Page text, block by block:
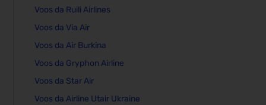
Voos da Ruili Airlines
Voos da Via Air
Voos da Air Burkina
Voos da Gryphon Airline
Voos da Star Air
Voos da Airline Utair Ukraine